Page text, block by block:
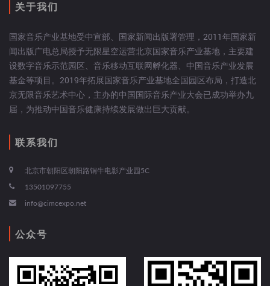
关于我们
国家音乐产业基地受中宣部、国家新闻出版署管理，2011年国家新
闻出版广电总局授予无限星空运营北京国家音乐产业基地，主要建
设数字音乐示范园区、音乐移动互联网孵化器、中国音乐产业发展
基金等项目。2019年拓展国家音乐产业基地全国园区布局，打造北
京无限音乐艺术中心，主办的中国国际音乐产业大会已成功举办九
届，为推动中国音乐健康持续发展做出巨大贡献。
联系我们
北京市朝阳区朝阳路铜牛电影产业园5C
13501097755
info@cimcexpo.net
公众号